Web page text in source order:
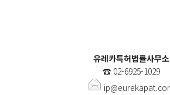
유레카특허법률사무소
☎️ 02-6925-1029